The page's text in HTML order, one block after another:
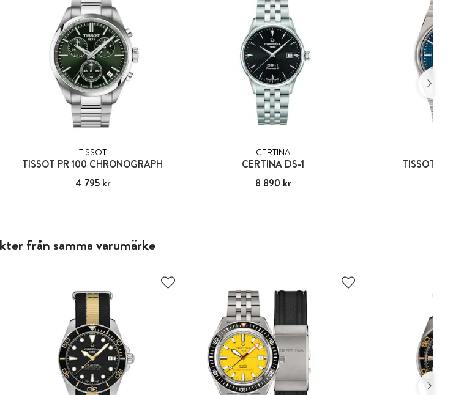
TISSOT
TISSOT PR 100 CHRONOGRAPH
Pris:4 795 kr
4 795 kr
CERTINA
CERTINA DS-1
Pris :8 890 kr
8 890 kr
TISSOT
från samma varumärke